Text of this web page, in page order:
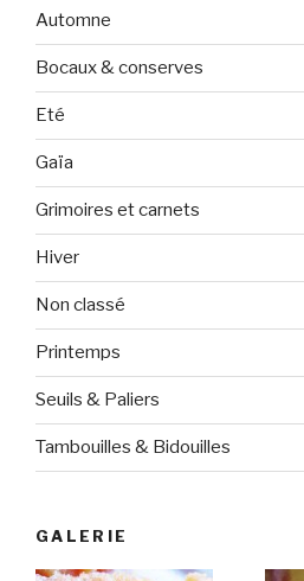
Automne
Bocaux & conserves
Eté
Gaïa
Grimoires et carnets
Hiver
Non classé
Printemps
Seuils & Paliers
Tambouilles & Bidouilles
GALERIE